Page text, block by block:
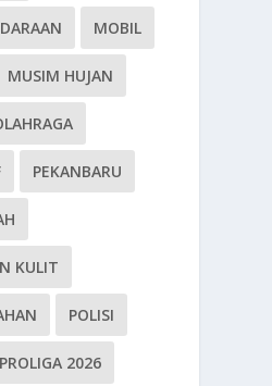
MOBIL
MUSIM HUJAN
PEKANBARU
KULIT
POLISI
PROLIGA 2026